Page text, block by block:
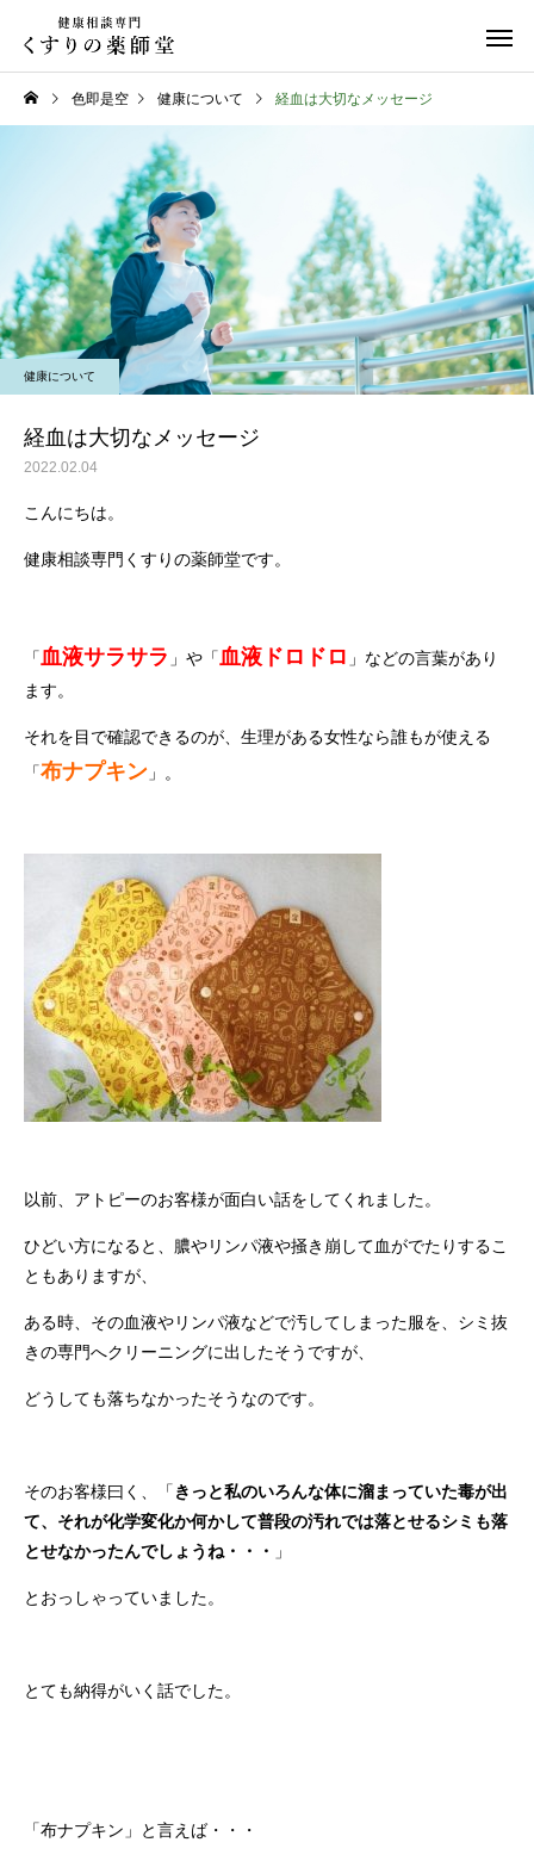
日常のこと
令和８年熊本地震
お知らせ
お盆期間中のご相談に
て
色即是空 健康について 経血は大切なメッセージ
健康について
経血は大切なメッセージ
2022.02.04
こんにちは。
健康相談専門くすりの薬師堂です。
「血液サラサラ 」や「血液ドロドロ 」などの言葉があり
ます。
それを目で確認できるのが、生理がある女性なら誰もが使える
「布ナプキン 」。
以前、アトピーのお客様が面白い話をしてくれました。
ひどい方になると、膿やリンパ液や掻き崩して血がでたりするこ
ともありますが、
ある時、その血液やリンパ液などで汚してしまった服を、シミ抜
きの専門へクリーニングに出したそうですが、
どうしても落ちなかったそうなのです。
そのお客様曰く、「 きっと私のいろんな体に溜まっていた毒が出
て、それが化学変化か何かして普段の汚れでは落とせるシミも落
とせなかったんでしょうね・・・
」
とおっしゃっていました。
とても納得がいく話でした。
「布ナプキン」と言えば・・・